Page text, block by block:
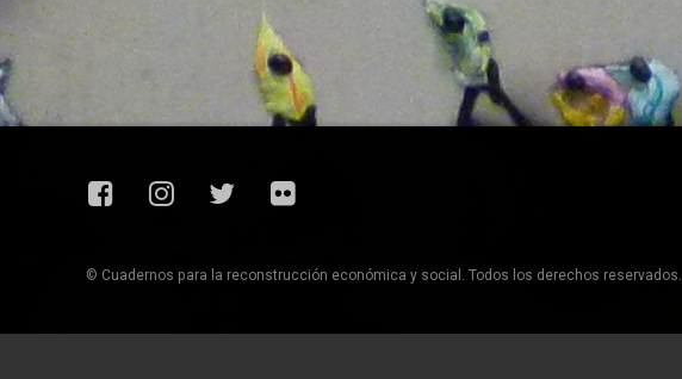
FacebookInstagram
TwitterFlickr
© Cuadernos para la reconstrucción económica y social. Todos los derechos reservados.